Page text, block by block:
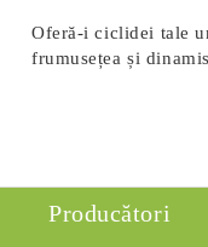
Oferă-i ciclidei tale
frumusețea și
Producători